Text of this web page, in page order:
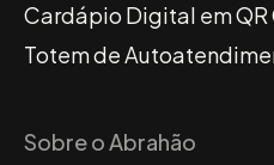
Cardápio Digital em QR
Totem de
Sobre o Abrahão